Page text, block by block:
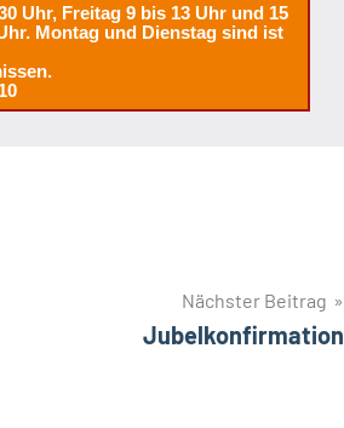
Uhr, Freitag 9 bis 13 Uhr und 15
Montag und Dienstag sind ist
Nächster Beitrag
Jubelkonfirmation